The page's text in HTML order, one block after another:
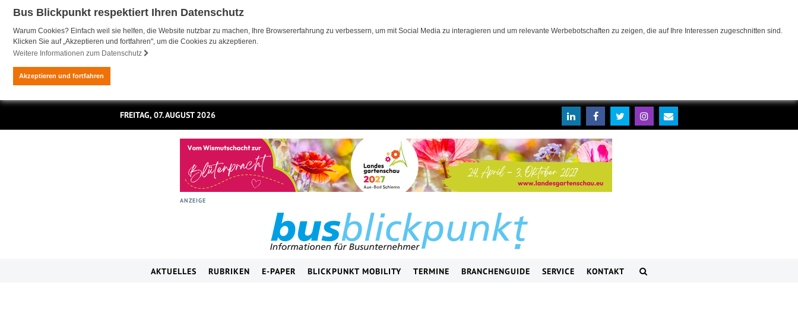
Bus Blickpunkt respektiert Ihren Datenschutz
Warum Cookies? Einfach weil sie helfen, die Website nutzbar zu machen, Ihre Browsererfahrung zu verbessern, um mit Social Media zu interagieren und um relevante Werbebotschaften zu zeigen, die auf Ihre Interessen zugeschnitten sind.
Klicken Sie auf „Akzeptieren und fortfahren", um die Cookies zu akzeptieren.
Weitere Informationen zum Datenschutz
Akzeptieren und fortfahren
FREITAG, 07. AUGUST 2026
ANZEIGE
AKTUELLES RUBRIKEN E-PAPER BLICKPUNKT MOBILITY TERMINE BRANCHENGUIDE SERVICE KONTAKT